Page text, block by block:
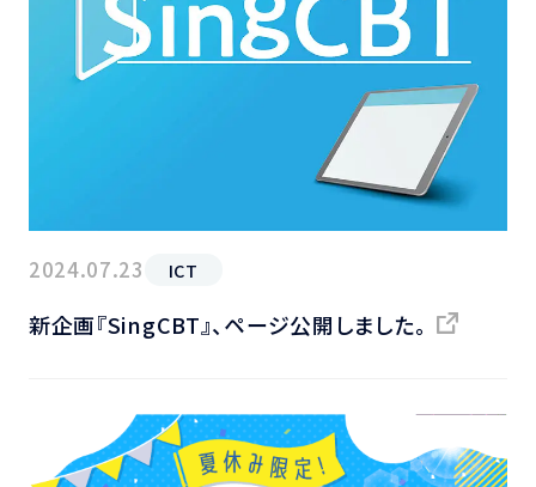
2024.07.23 ICT
新企画『SingCBT』、ページ公開しました。